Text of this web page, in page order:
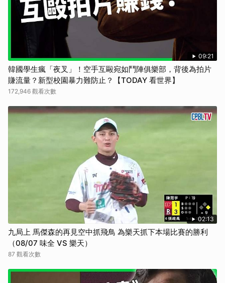
09:21
韓國學生瘋「夜叉」！空手互毆宛如鬥陣俱樂部，背後為拍片
賺流量？新型校園暴力難防止？【TODAY 看世界】
172,946 觀看次數
02:13
九局上 馬傑森的再見空中抓飛鳥 為樂天抓下本場比賽的勝利
（08/07 味全 VS 樂天）
87 觀看次數